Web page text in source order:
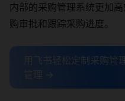
内部的采购管理系统更加
购审批和跟踪采购进度。
用飞书轻松定制采购管
管理 →